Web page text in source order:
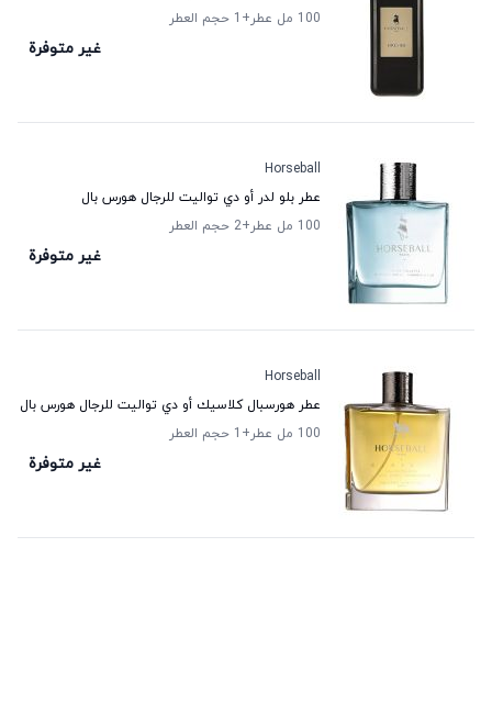
100 مل عطر
+1 حجم العطر
غير متوفرة
Horseball
عطر بلو لدر أو دي تواليت للرجال هورس بال
100 مل عطر
+2 حجم العطر
غير متوفرة
Horseball
عطر هورسبال كلاسيك أو دي تواليت للرجال هورس بال
100 مل عطر
+1 حجم العطر
غير متوفرة